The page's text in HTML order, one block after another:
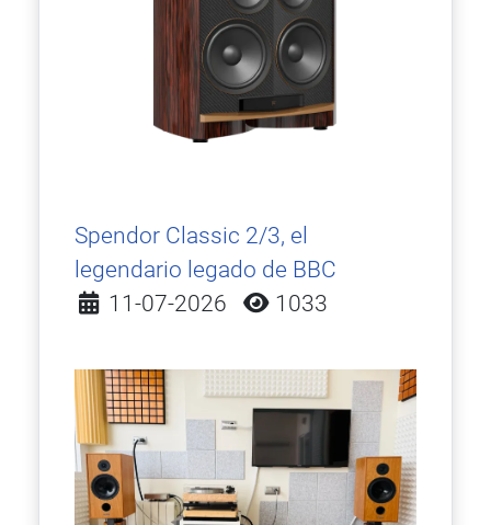
Spendor Classic 2/3, el
legendario legado de BBC
Detalles
11-07-2026 1033